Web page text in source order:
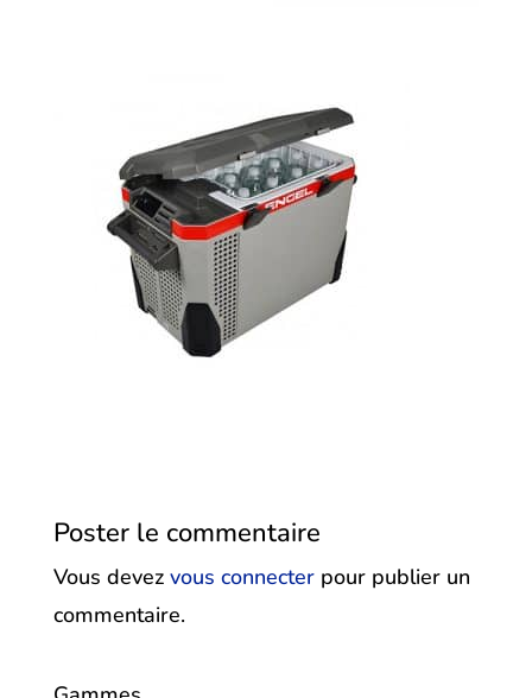
Poster le commentaire
Vous devez vous connecterpour publier un
commentaire.